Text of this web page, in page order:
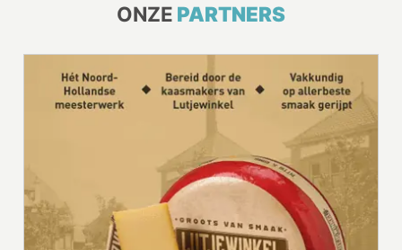
ONZE PARTNERS